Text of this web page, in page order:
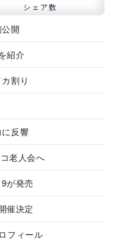
シェア数
開
紹介
割り
に反響
老人会へ
が発売
催決定
フィール